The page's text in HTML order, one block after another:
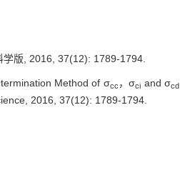
学版, 2016, 37(12): 1789-1794.
Method of σcc ，σci and σcd
2016, 37(12): 1789-1794.